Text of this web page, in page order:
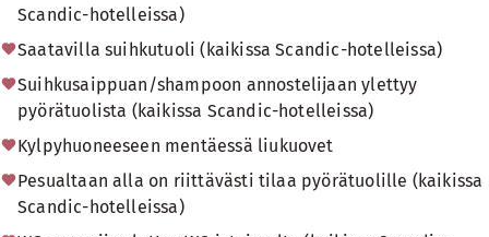
Scandic-hotelleissa)
Saatavilla suihkutuoli (kaikissa Scandic-hotelleissa)
Suihkusaippuan/shampoon annostelijaan ylettyy
pyörätuolista (kaikissa Scandic-hotelleissa)
Kylpyhuoneeseen mentäessä liukuovet
Pesualtaan alla on riittävästi tilaa pyörätuolille (kaikissa
Scandic-hotelleissa)